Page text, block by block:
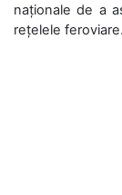
naționale de a
rețelele